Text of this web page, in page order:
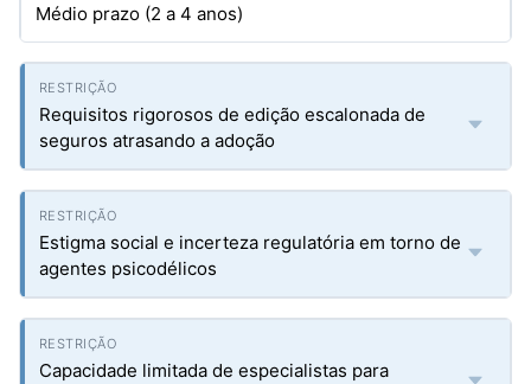
Médio prazo (2 a 4 anos)
Requisitos rigorosos de edição escalonada de
seguros atrasando a adoção
Estigma social e incerteza regulatória em torno de
agentes psicodélicos
Capacidade limitada de especialistas para